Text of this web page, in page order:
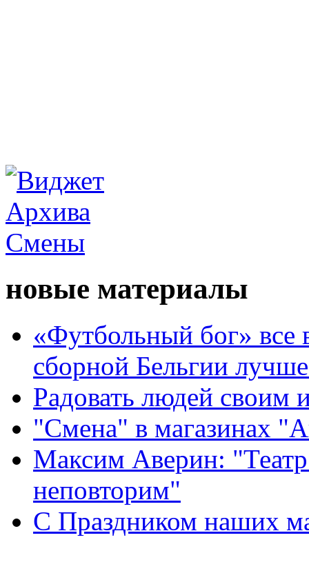
новые материалы
«Футбольный бог» все
сборной Бельгии
Радовать людей своим
"Смена" в магазинах
Максим Аверин:
неповторим"
С Праздником наших